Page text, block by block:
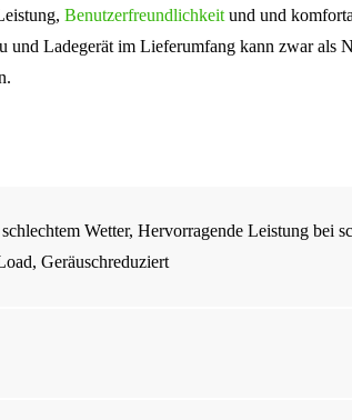
Benutzerfreundlichkeit und und
Ladegerät im Lieferumfang kann zwar als
Wetter, Hervorragende Leistung bei
Geräuschreduziert